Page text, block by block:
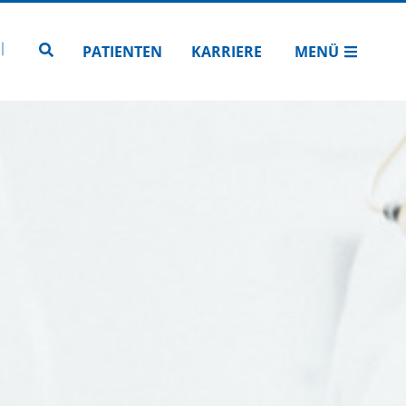
Zur Seitensuche
PATIENTEN KARRIERE MENÜ